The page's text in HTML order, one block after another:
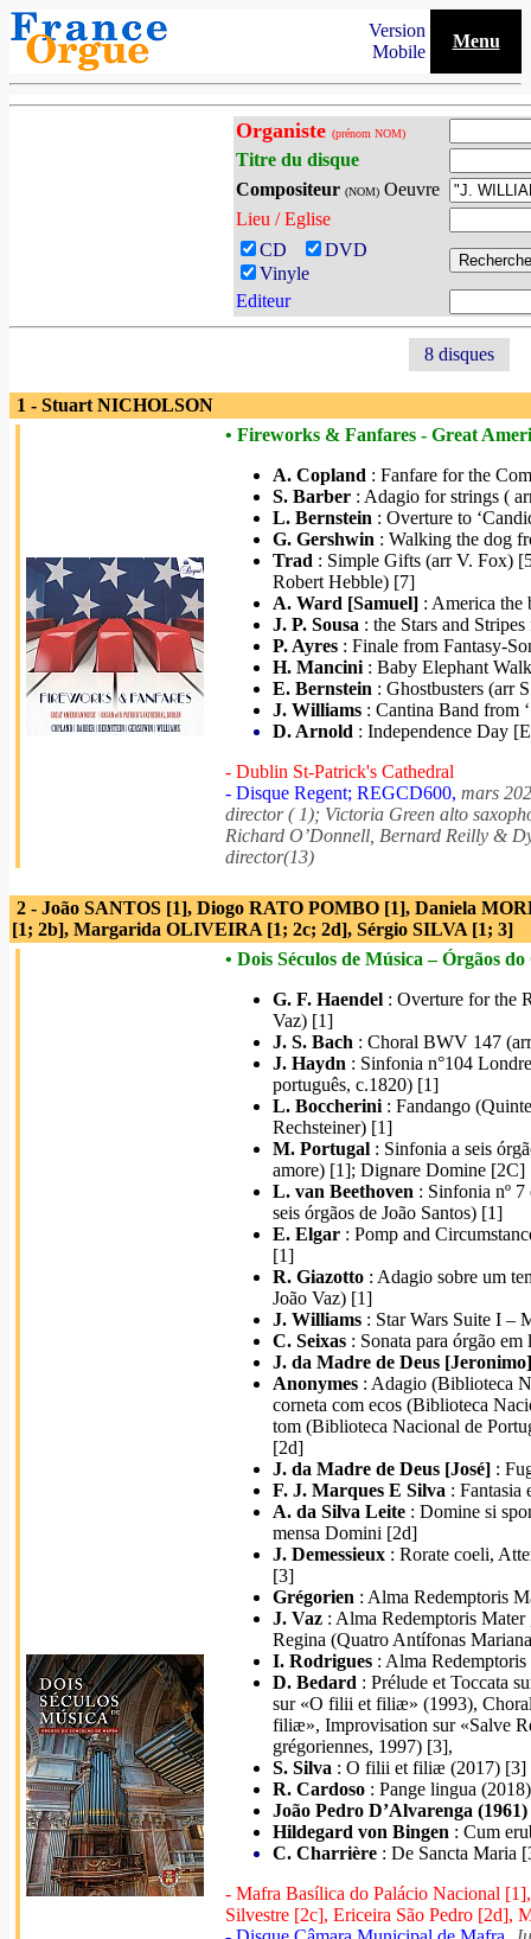
Version
Mobile
Menu
Organiste (prénom NOM)
Titre du disque
Compositeur (NOM)Oeuvre
Lieu / Eglise
CD
DVD
Vinyle
Editeur
8 disques
1 - Stuart NICHOLSON
• Fireworks & Fanfares - Great
A. Copland : Fanfare for the
S. Barber : Adagio for strings (
L. Bernstein : Overture to
G. Gershwin : Walking the dog
Trad : Simple Gifts (arr V. Fox)
Robert Hebble) [7]
A. Ward [Samuel] : America
J. P. Sousa : the Stars and
P. Ayres : Finale from Fantasy-
H. Mancini : Baby Elephant
E. Bernstein : Ghostbusters (arr
J. Williams : Cantina Band from
D. Arnold : Independence Day
- Dublin St-Patrick's Cathedral
- Disque Regent; REGCD600, mars
director ( 1); Victoria Green alto
Richard O’Donnell, Bernard Reilly &
director(13)
2 - João SANTOS [1], Diogo RATO POMBO [1], Daniela
[1; 2b], Margarida OLIVEIRA [1; 2c; 2d], Sérgio SILVA [1; 3]
• Dois Séculos de Música – Órgãos
G. F. Haendel : Overture for the
Vaz) [1]
J. S. Bach : Choral BWV 147
J. Haydn : Sinfonia n°104
português, c.1820) [1]
L. Boccherini : Fandango
Rechsteiner) [1]
M. Portugal : Sinfonia a seis
amore) [1]; Dignare Domine [2C]
L. van Beethoven : Sinfonia nº
seis órgãos de João Santos) [1]
E. Elgar : Pomp and
[1]
R. Giazotto : Adagio sobre um
João Vaz) [1]
J. Williams : Star Wars Suite I –
C. Seixas : Sonata para órgão
J. da Madre de Deus [Jeronimo]
Anonymes : Adagio (Biblioteca
corneta com ecos (Biblioteca
tom (Biblioteca Nacional de
[2d]
J. da Madre de Deus [José] :
F. J. Marques E Silva : Fantasia
A. da Silva Leite : Domine si
mensa Domini [2d]
J. Demessieux : Rorate coeli,
[3]
Grégorien : Alma Redemptoris
J. Vaz : Alma Redemptoris
Regina (Quatro Antífonas
I. Rodrigues : Alma
D. Bedard : Prélude et Toccata
sur «O filii et filiæ» (1993),
filiæ», Improvisation sur «Salve
grégoriennes, 1997) [3],
S. Silva : O filii et filiæ (2017) [3]
R. Cardoso : Pange lingua
João Pedro D’Alvarenga
Hildegard von Bingen : Cum
C. Charrière : De Sancta Maria
- Mafra Basílica do Palácio Nacional
Silvestre [2c], Ericeira São Pedro [2d],